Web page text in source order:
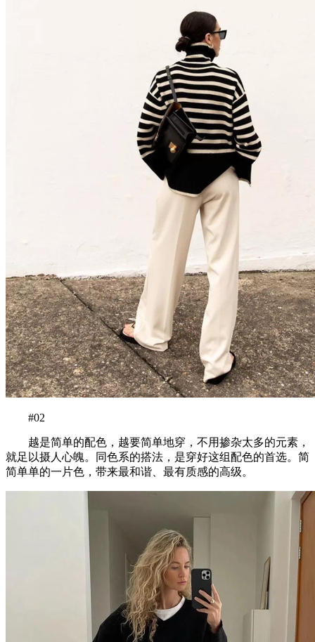
#02
越是简单的配色，越要简单地穿，不用掺杂太多的元素，
就足以摄人心魄。同色系的搭法，是穿好这组配色的首选。简
简单单的一片色，带来最和谐、最有质感的高级。